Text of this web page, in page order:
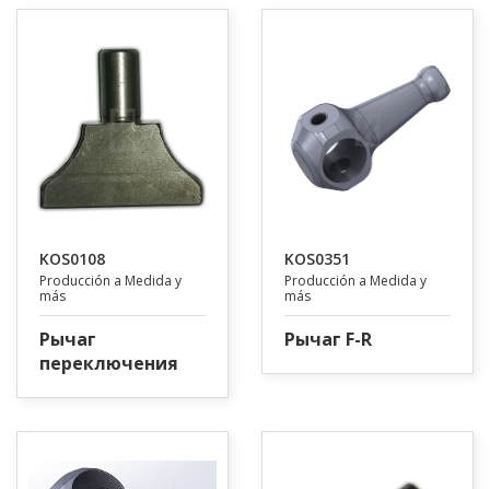
KOS0108
Producción a Medida y
más
Рычаг
переключения
KOS0351
Producción a Medida y
más
Рычаг F-R